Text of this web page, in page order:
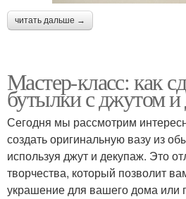
читать дальше →
Мастер-класс: как
бутылки с джутом
Сегодня мы рассмотрим
создать оригинальную вазу из
используя джут и декупаж. Это
творчества, который позволит
украшение для вашего дома или